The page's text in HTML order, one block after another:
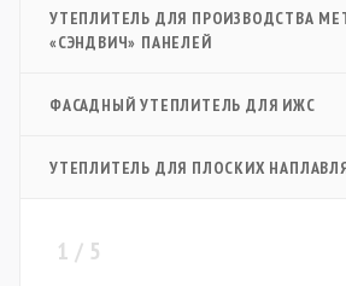
УТЕПЛИТЕЛЬ ДЛЯ ПРОИЗВОДСТВА
«СЭНДВИЧ» ПАНЕЛЕЙ
ФАСАДНЫЙ УТЕПЛИТЕЛЬ ДЛЯ ИЖС
УТЕПЛИТЕЛЬ ДЛЯ ПЛОСКИХ
1 / 5